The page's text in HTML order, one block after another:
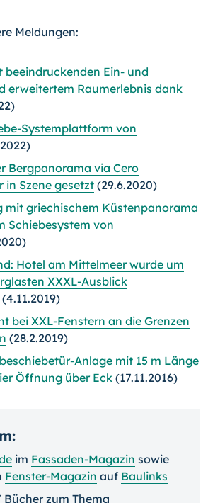
Meldungen:
beeindruckenden Ein- und
erweitertem Raumerlebnis dank
Systemplattform von
Bergpanorama via Cero
in Szene gesetzt (29.6.2020)
mit griechischem Küstenpanorama
Schiebesystem von
Hotel am Mittelmeer wurde um
XXXL-Ausblick
(4.11.2019)
bei XXL-Fenstern an die Grenzen
(28.2.2019)
Anlage mit 15 m Länge
Öffnung über Eck (17.11.2016)
im Fassaden-Magazin sowie
Fenster-Magazin auf Baulinks
zum Thema